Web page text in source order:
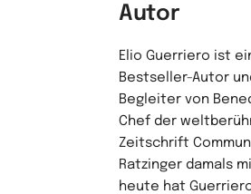
Autor
Elio Guerriero ist
Bestseller-Autor
Begleiter von
Chef der
Zeitschrift
Ratzinger damals
heute hat